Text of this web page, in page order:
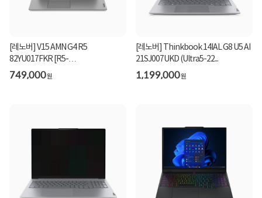
[레노버] V15 AMN G4 R5
82YU017FKR [R5-
7520U/16G/256GB/F...
749,000원
[레노버] Thinkbook 14IAL G8 U5 AI
21SJ007UKD (Ultra5-22...
1,199,000원